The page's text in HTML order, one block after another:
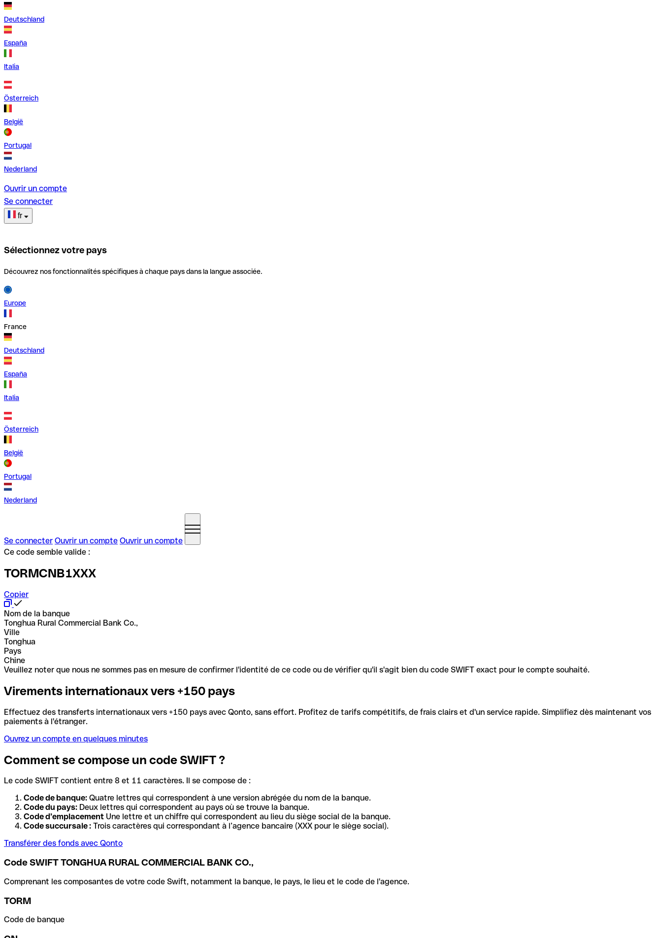
Deutschland
España
Italia
Österreich
België
Portugal
Nederland
Ouvrir un compte
Se connecter
fr
Sélectionnez votre pays
Découvrez nos fonctionnalités spécifiques à chaque pays dans la langue associée.
Europe
France
Deutschland
España
Italia
Österreich
België
Portugal
Nederland
Se connecter Ouvrir un compte Ouvrir un compte
Ce code semble valide :
TORMCNB1XXX
Copier
Nom de la banque
Tonghua Rural Commercial Bank Co.,
Ville
Tonghua
Pays
Chine
Veuillez noter que nous ne sommes pas en mesure de confirmer l'identité de ce code ou de vérifier qu'il s'agit bien du code SWIFT exact pour le compte souhaité.
Virements internationaux vers +150 pays
Effectuez des transferts internationaux vers +150 pays avec Qonto, sans effort. Profitez de tarifs compétitifs, de frais clairs et d'un service rapide. Simplifiez dès maintenant vos
paiements à l'étranger.
Ouvrez un compte en quelques minutes
Comment se compose un code SWIFT ?
Le code SWIFT contient entre 8 et 11 caractères. Il se compose de :
Code de banque: Quatre lettres qui correspondent à une version abrégée du nom de la banque.
Code du pays: Deux lettres qui correspondent au pays où se trouve la banque.
Code d’emplacement Une lettre et un chiffre qui correspondent au lieu du siège social de la banque.
Code succursale : Trois caractères qui correspondant à l’agence bancaire (XXX pour le siège social).
Transférer des fonds avec Qonto
Code SWIFT TONGHUA RURAL COMMERCIAL BANK CO.,
Comprenant les composantes de votre code Swift, notamment la banque, le pays, le lieu et le code de l'agence.
TORM
Code de banque